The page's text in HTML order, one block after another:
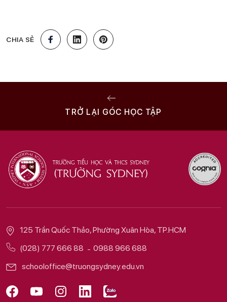
CHIA SẺ
TRỞ LẠI GÓC HỌC TẬP
125 Trần Quốc Thảo, Phường Xuân Hòa, TP.HCM
(028) 777 666 88
0988 966 688
schooloffice@truongsydney.edu.vn